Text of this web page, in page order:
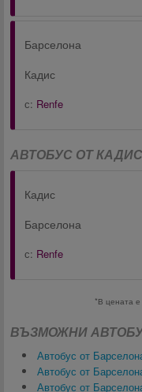
Барселона
Кадис
с: Renfe
АВТОБУС ОТ
Кадис
Барселона
с: Renfe
*В цената
ВЪЗМОЖНИ
Автобус от
Автобус от
Автобус от